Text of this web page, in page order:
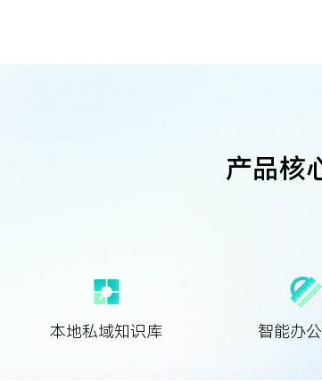
产品核
本地私域知识库 智能办